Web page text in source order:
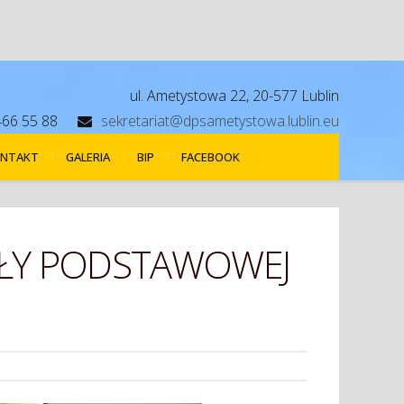
ul. Ametystowa 22, 20-577 Lublin
55 88
sekretariat@dpsametystowa.lublin.eu
GALERIA BIP FACEBOOK
PODSTAWOWEJ